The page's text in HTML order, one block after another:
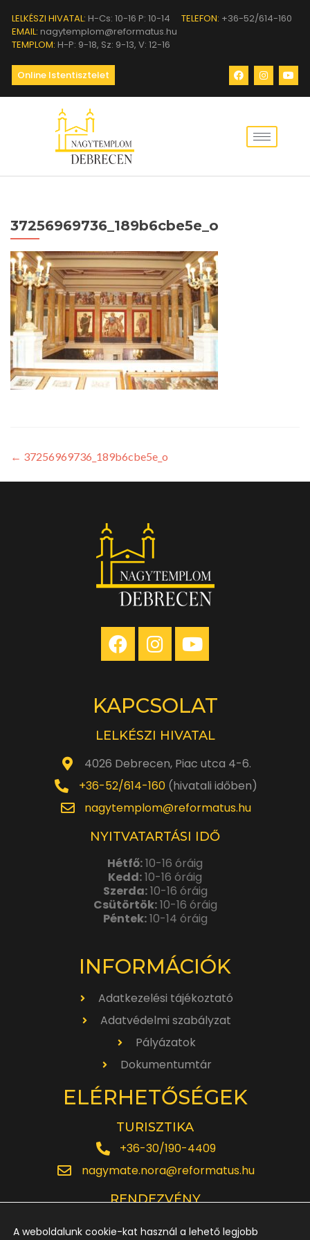
LELKÉSZI HIVATAL: H-Cs: 10-16 P: 10-14 TELEFON: +36-52/614-160
EMAIL: nagytemplom@reformatus.hu
TEMPLOM: H-P: 9-18, Sz: 9-13, V: 12-16
Online Istentisztelet
37256969736_189b6cbe5e_o
← 37256969736_189b6cbe5e_o
KAPCSOLAT
LELKÉSZI HIVATAL
4026 Debrecen, Piac utca 4-6.
+36-52/614-160(hivatali időben)
nagytemplom@reformatus.hu
NYITVATARTÁSI IDŐ
Hétfő:10-16 óráig
Kedd:10-16 óráig
Szerda:10-16 óráig
Csütörtök:10-16 óráig
Péntek:10-14 óráig
INFORMÁCIÓK
Adatkezelési tájékoztató
Adatvédelmi szabályzat
Pályázatok
Dokumentumtár
ELÉRHETŐSÉGEK
TURISZTIKA
+36-30/190-4409
nagymate.nora@reformatus.hu
RENDEZVÉNY
A weboldalunk cookie-kat használ a lehető legjobb